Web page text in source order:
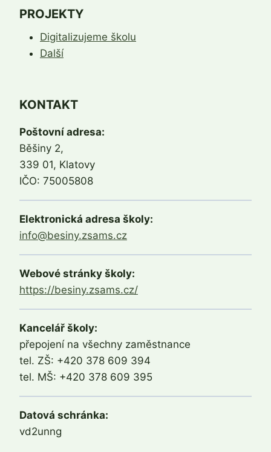
PROJEKTY
Digitalizujeme školu
Další
KONTAKT
Poštovní adresa:
Běšiny 2,
339 01, Klatovy
IČO: 75005808
Elektronická adresa školy:
info@besiny.zsams.cz
Webové stránky školy:
https://besiny.zsams.cz/
Kancelář školy:
přepojení na všechny zaměstnance
tel. ZŠ: +420 378 609 394
tel. MŠ: +420 378 609 395
Datová schránka:
vd2unng